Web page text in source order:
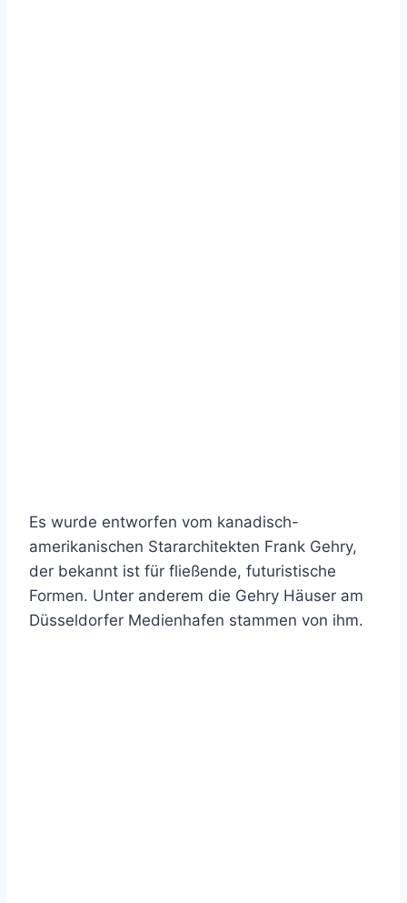
Es wurde entworfen vom kanadisch-
amerikanischen Stararchitekten Frank Gehry,
der bekannt ist für fließende, futuristische
Formen. Unter anderem die Gehry Häuser am
Düsseldorfer Medienhafen stammen von ihm.